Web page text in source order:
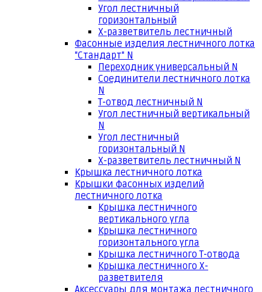
Угол лестничный
горизонтальный
Х-разветвитель лестничный
Фасонные изделия лестничного лотка
"Стандарт" N
Переходник универсальный N
Соединители лестничного лотка
N
Т-отвод лестничный N
Угол лестничный вертикальный
N
Угол лестничный
горизонтальный N
Х-разветвитель лестничный N
Крышка лестничного лотка
Крышки фасонных изделий
лестничного лотка
Крышка лестничного
вертикального угла
Крышка лестничного
горизонтального угла
Крышка лестничного Т-отвода
Крышка лестничного Х-
разветвителя
Аксессуары для монтажа лестничного